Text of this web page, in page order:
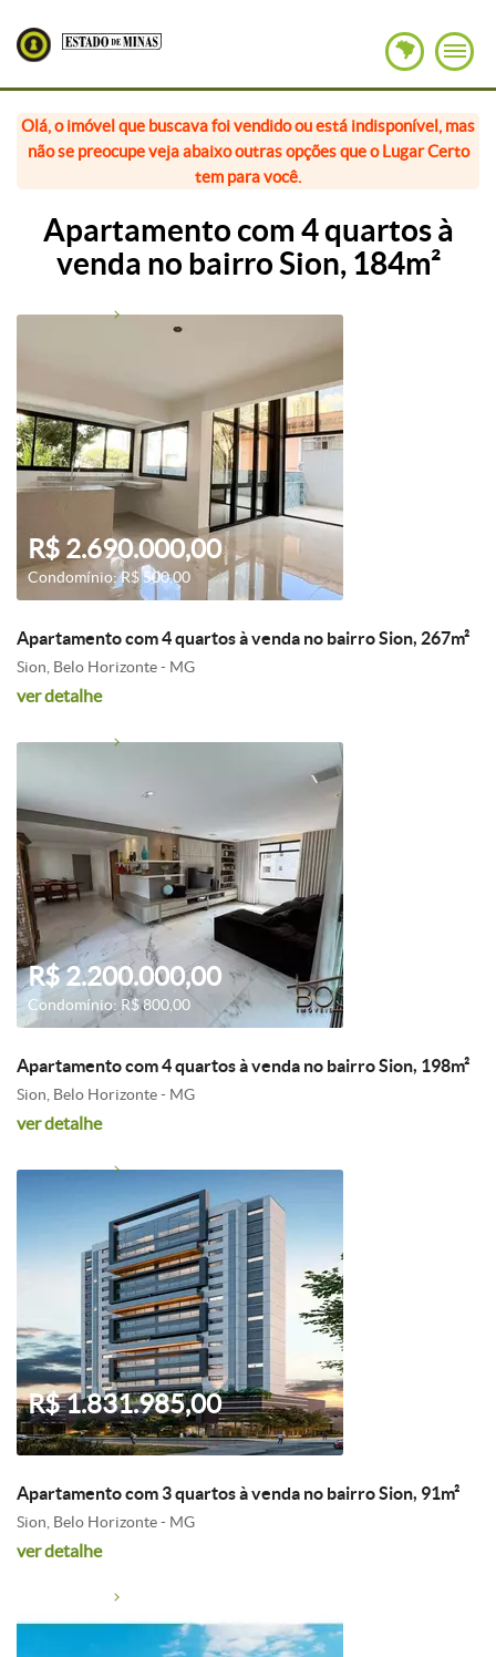
Olá, o imóvel que buscava foi vendido ou está indisponível, mas
não se preocupe veja abaixo outras opções que o Lugar Certo
tem para você.
Apartamento com 4 quartos à
venda no bairro Sion, 184m²
R$ 2.690.000,00
Condomínio: R$ 500,00
Apartamento com 4 quartos à venda no bairro Sion, 267m²
Sion, Belo Horizonte - MG
ver detalhe
R$ 2.200.000,00
Condomínio: R$ 800,00
Apartamento com 4 quartos à venda no bairro Sion, 198m²
Sion, Belo Horizonte - MG
ver detalhe
R$ 1.831.985,00
Apartamento com 3 quartos à venda no bairro Sion, 91m²
Sion, Belo Horizonte - MG
ver detalhe